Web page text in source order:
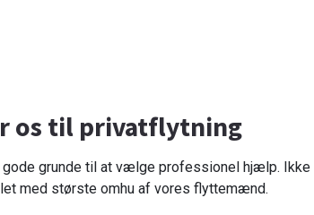
os til privatflytning
grunde til at vælge professionel hjælp. Ikke
med største omhu af vores flyttemænd.